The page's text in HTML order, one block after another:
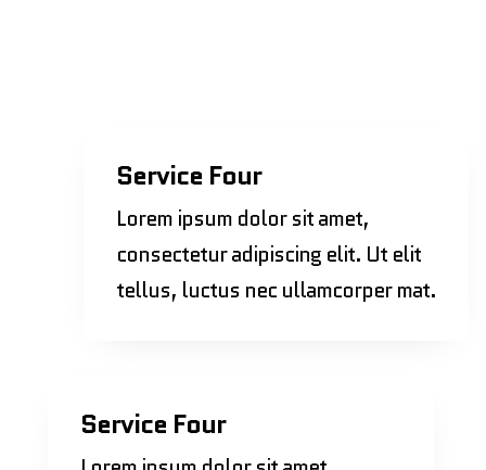
Service Four
Lorem ipsum dolor sit amet,
consectetur adipiscing elit. Ut elit
tellus, luctus nec ullamcorper mat.
Service Four